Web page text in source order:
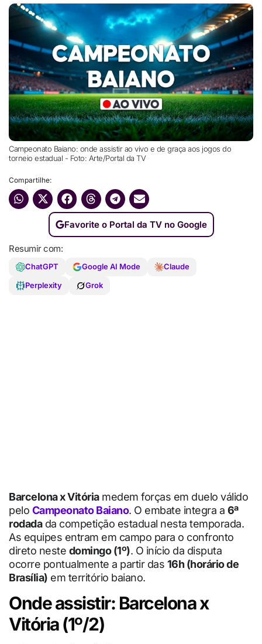
Campeonato Baiano: onde assistir ao vivo e de graça aos jogos do
torneio estadual - Foto: Arte/Portal da TV
Compartilhe:
Favorite o Portal da TV no Google
Resumir com:
ChatGPT Google AI Mode
Claude
Perplexity
Grok
Barcelona x Vitóriamedem forças em duelo válido
pelo Campeonato Baiano. O embate integra a 6ª
rodadada competição estadual nesta temporada.
As equipes entram em campo para o confronto
direto neste domingo (1º). O início da disputa
ocorre pontualmente a partir das 16h (horário de
Brasília) em território baiano.
Onde assistir: Barcelona x
Vitória (1º/2)